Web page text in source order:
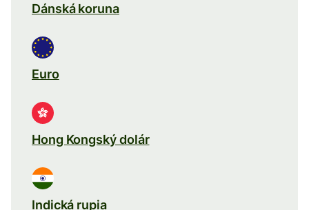
Dánská koruna
Euro
Hong Kongský dolár
Indická rupia